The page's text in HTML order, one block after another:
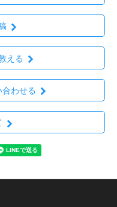
える
わせる